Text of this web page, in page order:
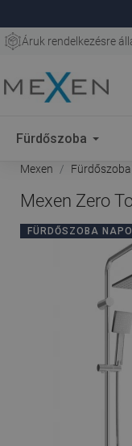
Áruk rendelkezésre
Fürdőszoba
Mexen Fürdőszoba
Mexen Zero
FÜRDŐSZOBA